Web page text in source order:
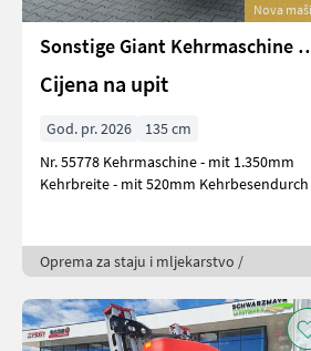
Nova
Sonstige Giant
Cijena na upit
God. pr. 2026
135 cm
Nr. 55778 Kehrmaschine - mit 1.350mm
Kehrbreite - mit 520mm Kehrbesendurch
Oprema za staju i mljekarstvo /